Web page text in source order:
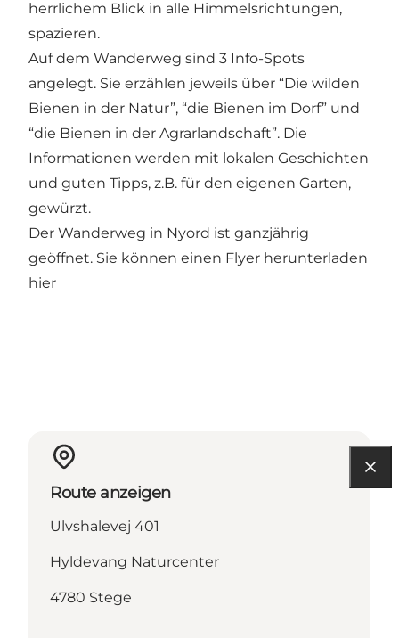
herrlichem Blick in alle Himmelsrichtungen,
spazieren.
Auf dem Wanderweg sind 3 Info-Spots
angelegt. Sie erzählen jeweils über “Die wilden
Bienen in der Natur”, “die Bienen im Dorf” und
“die Bienen in der Agrarlandschaft”. Die
Informationen werden mit lokalen Geschichten
und guten Tipps, z.B. für den eigenen Garten,
gewürzt.
Der Wanderweg in Nyord ist ganzjährig
geöffnet. Sie können einen Flyer herunterladen
hier
Route anzeigen
Ulvshalevej 401
Hyldevang Naturcenter
4780 Stege